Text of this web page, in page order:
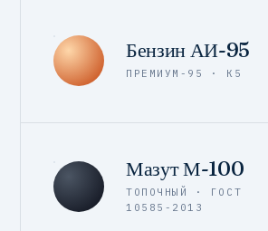
Бензин АИ-95
ПРЕМИУМ-95 · К5
Мазут М-100
ТОПОЧНЫЙ · ГОСТ
10585-2013